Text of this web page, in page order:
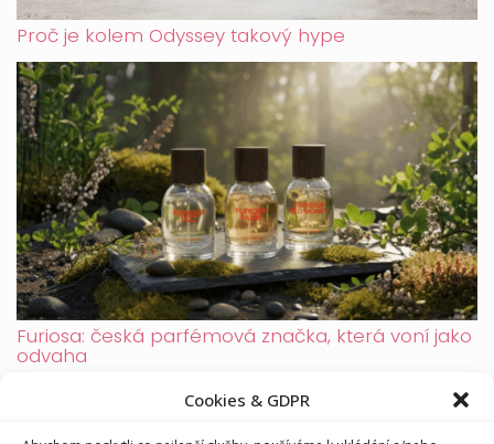
Cookies & GDPR
Proč je kolem Odyssey takový hype
Furiosa: česká parfémová značka, která voní jako
odvaha